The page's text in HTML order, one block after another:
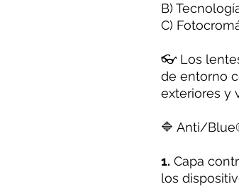
B)
C)
👓 Los
de entorno
exteriores y
🔷 Anti/
1. Capa
los